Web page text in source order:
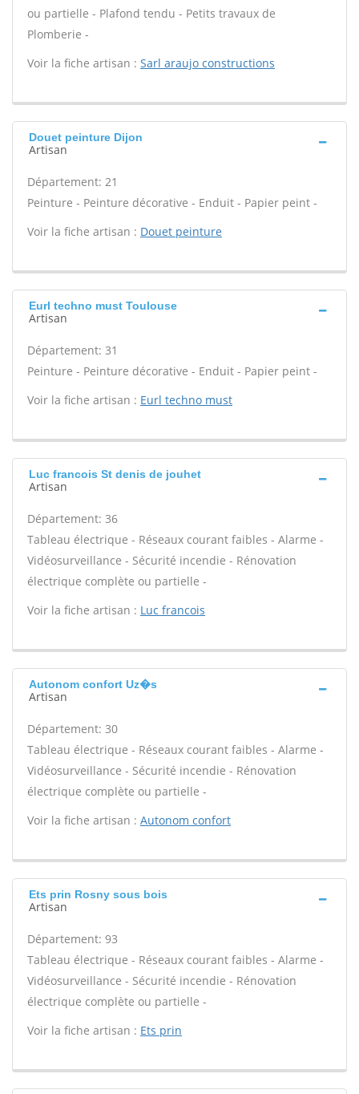
ou partielle - Plafond tendu - Petits travaux de
Plomberie -
Voir la fiche artisan : Sarl araujo constructions
Douet peinture Dijon
Artisan
Département: 21
Peinture - Peinture décorative - Enduit - Papier peint -
Voir la fiche artisan : Douet peinture
Eurl techno must Toulouse
Artisan
Département: 31
Peinture - Peinture décorative - Enduit - Papier peint -
Voir la fiche artisan : Eurl techno must
Luc francois St denis de jouhet
Artisan
Département: 36
Tableau électrique - Réseaux courant faibles - Alarme -
Vidéosurveillance - Sécurité incendie - Rénovation
électrique complète ou partielle -
Voir la fiche artisan : Luc francois
Autonom confort Uz�s
Artisan
Département: 30
Tableau électrique - Réseaux courant faibles - Alarme -
Vidéosurveillance - Sécurité incendie - Rénovation
électrique complète ou partielle -
Voir la fiche artisan : Autonom confort
Ets prin Rosny sous bois
Artisan
Département: 93
Tableau électrique - Réseaux courant faibles - Alarme -
Vidéosurveillance - Sécurité incendie - Rénovation
électrique complète ou partielle -
Voir la fiche artisan : Ets prin